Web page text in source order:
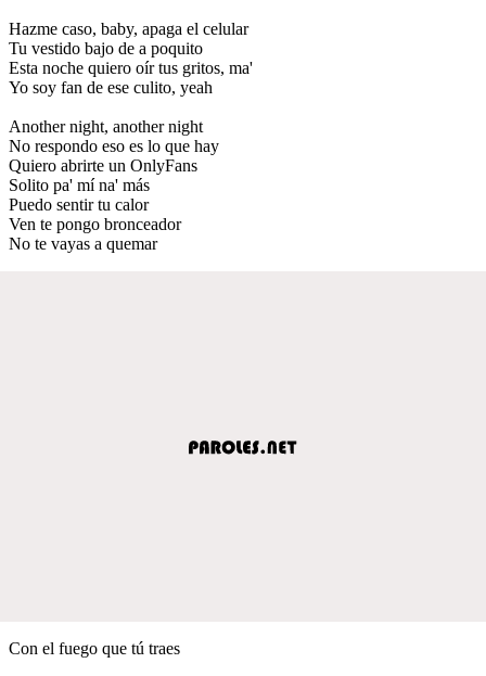
Hazme caso, baby, apaga el celular
Tu vestido bajo de a poquito
Esta noche quiero oír tus gritos, ma'
Yo soy fan de ese culito, yeah
Another night, another night
No respondo eso es lo que hay
Quiero abrirte un OnlyFans
Solito pa' mí na' más
Puedo sentir tu calor
Ven te pongo bronceador
No te vayas a quemar
Con el fuego que tú traes